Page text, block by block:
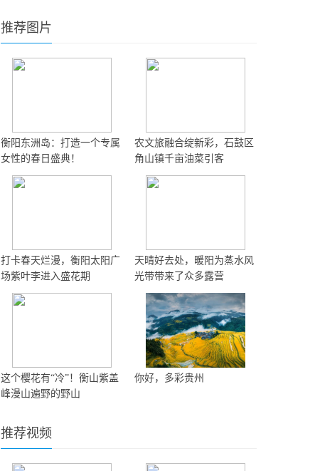
推荐图片
衡阳东洲岛：打造一个专属
女性的春日盛典！
农文旅融合绽新彩，石鼓区
角山镇千亩油菜引客
打卡春天烂漫，衡阳太阳广
场紫叶李进入盛花期
天晴好去处，暖阳为蒸水风
光带带来了众多露营
这个樱花有“冷”！衡山紫盖
峰漫山遍野的野山
你好，多彩贵州
推荐视频